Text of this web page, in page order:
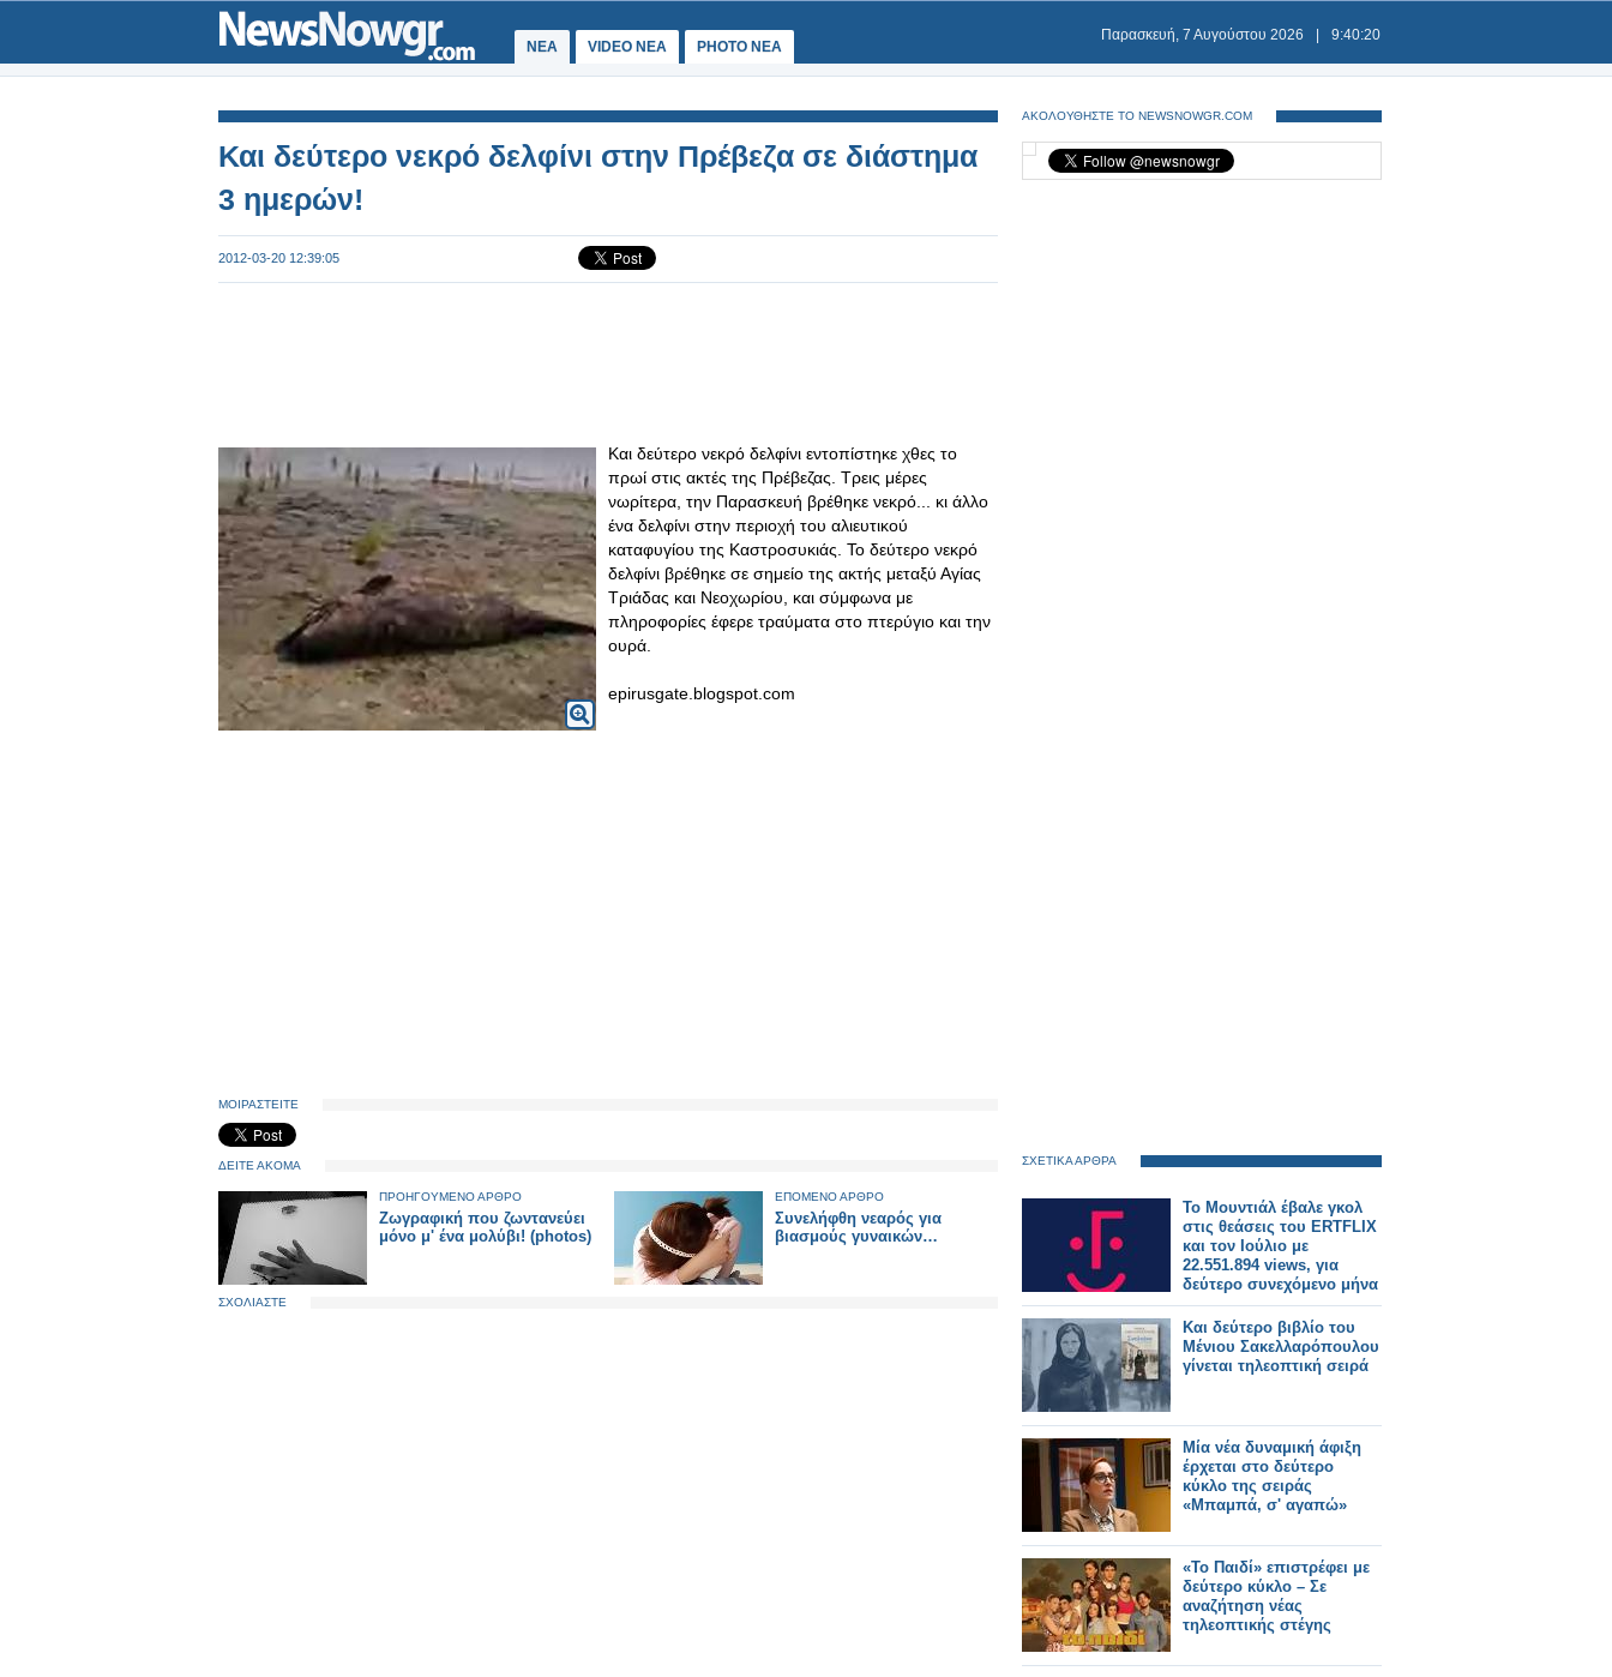
ΝΕΑ VIDEO NEA PHOTO NEA
Παρασκευή, 7 Αυγούστου 2026 9:40:21
Και δεύτερο νεκρό δελφίνι στην Πρέβεζα σε διάστημα
3 ημερών!
2012-03-20 12:39:05
Και δεύτερο νεκρό δελφίνι εντοπίστηκε χθες το
πρωί στις ακτές της Πρέβεζας. Τρεις μέρες
νωρίτερα, την Παρασκευή βρέθηκε νεκρό... κι άλλο
ένα δελφίνι στην περιοχή του αλιευτικού
καταφυγίου της Καστροσυκιάς. Το δεύτερο νεκρό
δελφίνι βρέθηκε σε σημείο της ακτής μεταξύ Αγίας
Τριάδας και Νεοχωρίου, και σύμφωνα με
πληροφορίες έφερε τραύματα στο πτερύγιο και την
ουρά.
epirusgate.blogspot.com
ΜΟΙΡΑΣΤΕΙΤΕ
ΔΕΙΤΕ ΑΚΟΜΑ
ΠΡΟΗΓΟΥΜΕΝΟ ΑΡΘΡΟ
Ζωγραφική που ζωντανεύει
μόνο μ' ένα μολύβι! (photos)
ΕΠΟΜΕΝΟ ΑΡΘΡΟ
Συνελήφθη νεαρός για
βιασμούς γυναικών…
ΣΧΟΛΙΑΣΤΕ
ΑΚΟΛΟΥΘΗΣΤΕ ΤΟ NEWSNOWGR.COM
ΣΧΕΤΙΚΑ ΑΡΘΡΑ
Το Μουντιάλ έβαλε γκολ
στις θεάσεις του ERTFLIX
και τον Ιούλιο με
22.551.894 views, για
δεύτερο συνεχόμενο μήνα
Και δεύτερο βιβλίο του
Μένιου Σακελλαρόπουλου
γίνεται τηλεοπτική σειρά
Μία νέα δυναμική άφιξη
έρχεται στο δεύτερο
κύκλο της σειράς
«Μπαμπά, σ' αγαπώ»
«Το Παιδί» επιστρέφει με
δεύτερο κύκλο – Σε
αναζήτηση νέας
τηλεοπτικής στέγης